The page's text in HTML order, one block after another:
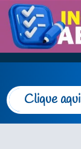
Clique aqui